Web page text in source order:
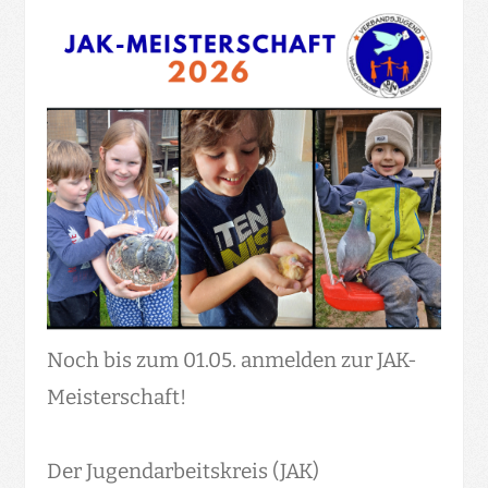
Noch bis zum 01.05. anmelden zur JAK-
Meisterschaft!
Der Jugendarbeitskreis (JAK)